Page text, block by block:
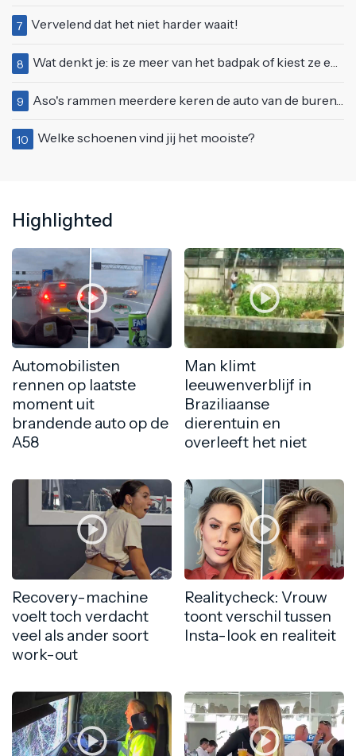
7 Vervelend dat het niet harder waait!
8 Wat denkt je: is ze meer van het badpak of kiest ze eerder voor een bikini?
9 Aso's rammen meerdere keren de auto van de buren, maar doen alsof er niets gebeurd is
10 Welke schoenen vind jij het mooiste?
Highlighted
Automobilisten
rennen op laatste
moment uit
brandende auto op de
A58
Man klimt
leeuwenverblijf in
Braziliaanse
dierentuin en
overleeft het niet
Recovery-machine
voelt toch verdacht
veel als ander soort
work-out
Realitycheck: Vrouw
toont verschil tussen
Insta-look en realiteit